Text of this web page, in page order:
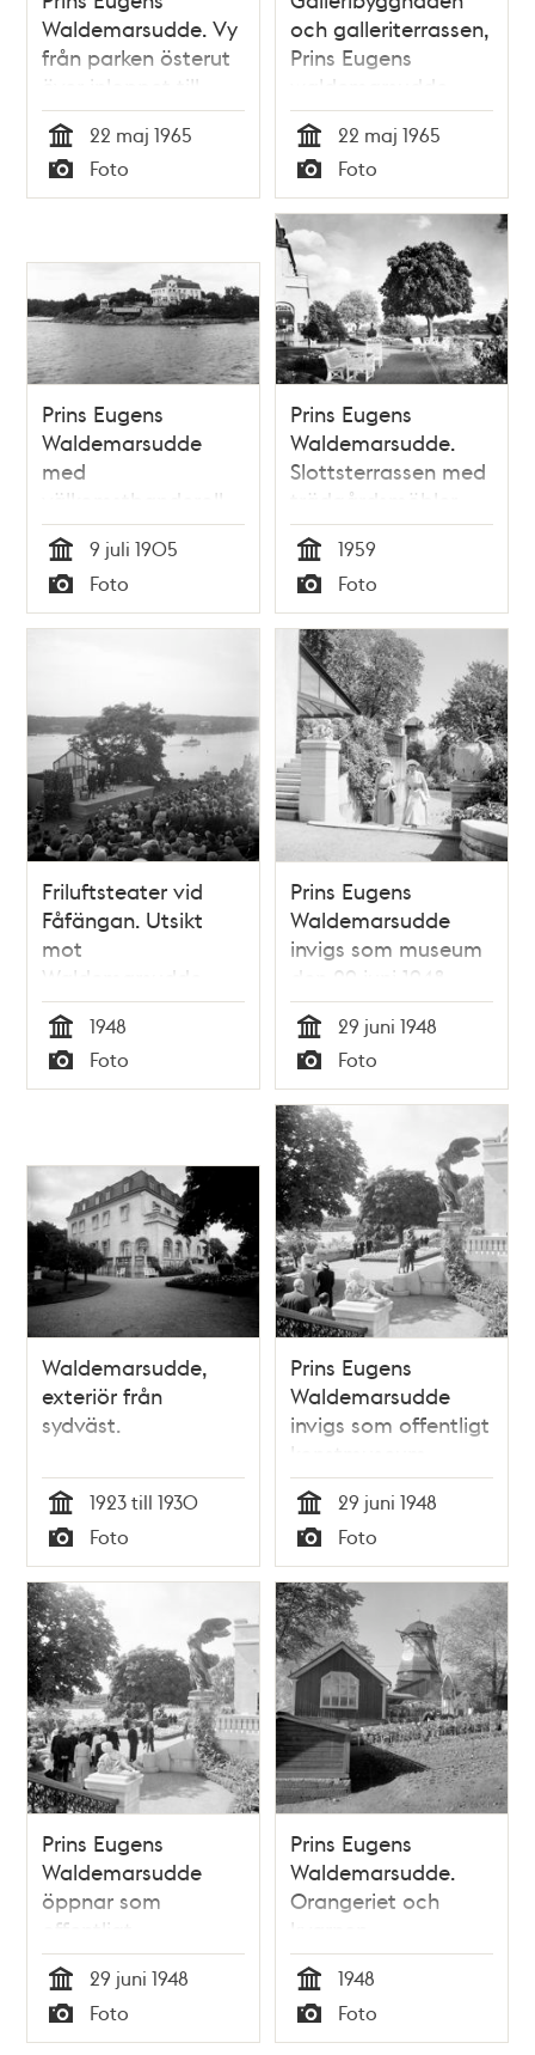
Waldemarsudde. Vy
från parken österut
över inloppet till
Stockholm.
Tid
22 maj 1965
Typ
Foto
och galleriterrassen,
Prins Eugens
waldemarsudde,
med Linoljekvarnen
åt öster i fonden.
Tid
22 maj 1965
Typ
Foto
Prins Eugens
Waldemarsudde
med
välkomstbanderoll
till det nygifta
prinsparet 1905.
Tid
9 juli 1905
Typ
Foto
Prins Eugens
Waldemarsudde.
Slottsterrassen med
trädgårdsmöbler.
Tid
1959
Typ
Foto
Friluftsteater vid
Fåfängan. Utsikt
mot
Waldemarsudde
Tid
1948
Typ
Foto
Prins Eugens
Waldemarsudde
invigs som museum
den 29 juni 1948.
Tid
29 juni 1948
Typ
Foto
Waldemarsudde,
exteriör från
sydväst.
Tid
1923 till 1930
Typ
Foto
Prins Eugens
Waldemarsudde
invigs som offentligt
konstmuseum.
Tid
29 juni 1948
Typ
Foto
Prins Eugens
Waldemarsudde
öppnar som
offentligt
konstmuseum
Tid
29 juni 1948
Typ
Foto
Prins Eugens
Waldemarsudde.
Orangeriet och
kvarnen.
Tid
1948
Typ
Foto